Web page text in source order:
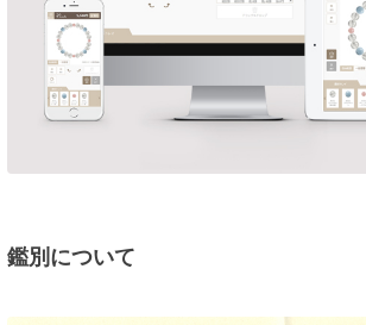
鑑別について